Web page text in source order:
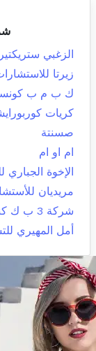
الزغبي
زيرتا
ك ب م ب
كريات
صسنتة
ام او ام
الإخوة الجباري
مريديان
شركة 3 ب ك كنسلتنق
أمل المهيري